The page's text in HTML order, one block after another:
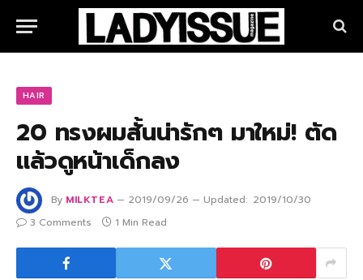
HAIR
20 ทรงผมสั้นน่ารักๆ มาใหม่! ตัด
แล้วดูหน้าเด็กลง
By MILKTEA 2019/09/26 Updated: 2019/10/30
3 Comments
1 Min Read